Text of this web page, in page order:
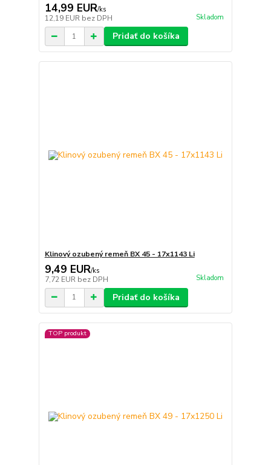
14,99 EUR/ks
12,19 EUR bez DPH Skladom
Pridať do košíka
Klinový ozubený remeň BX 45 - 17x1143 Li
9,49 EUR/ks
7,72 EUR bez DPH Skladom
Pridať do košíka
TOP produkt